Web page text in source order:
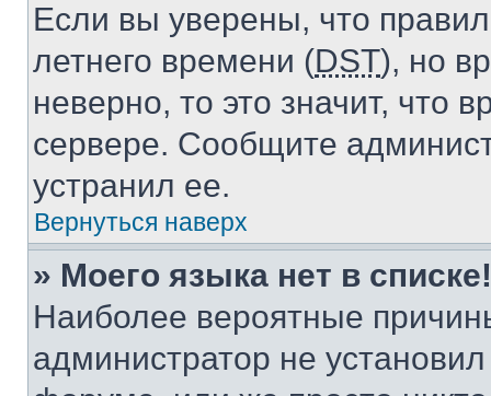
Если вы уверены, что
летнего времени (DST), но
неверно, то это значит, что
сервере. Сообщите
устранил ее.
Вернуться наверх
» Моего языка нет в списке!
Наиболее вероятные
администратор не